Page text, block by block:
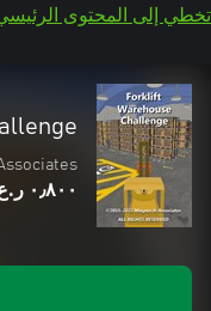
تخطي إلى المحتوى
٠٫٨٠٠ ر.ع.‏